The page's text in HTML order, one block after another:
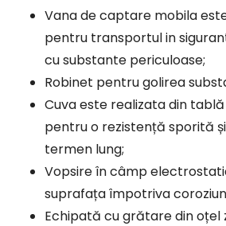
Vana de captare mobila
pentru transportul in
cu substante periculoase;
Robinet pentru golirea
Cuva este realizata din
pentru o rezistență sporită
termen lung;
Vopsire în câmp
suprafața împotriva
Echipată cu grătare din oțel